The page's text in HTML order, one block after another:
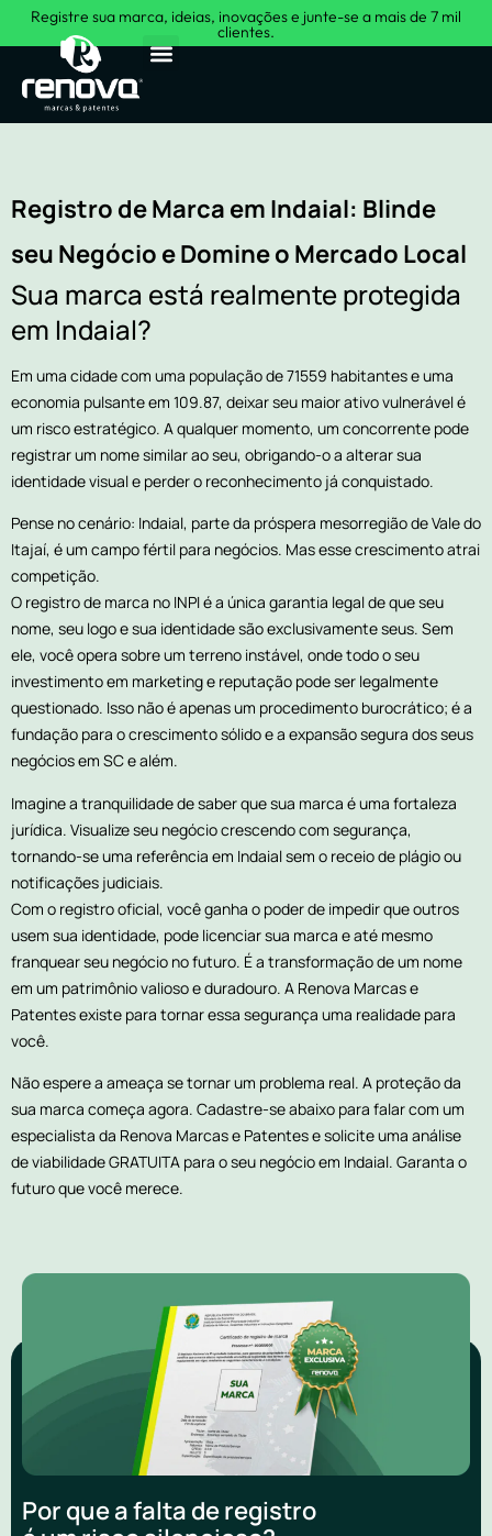
Registre sua marca, ideias, inovações e junte-se a mais de 7 mil
clientes.
Registro de Marca em Indaial: Blinde
seu Negócio e Domine o Mercado Local
Sua marca está realmente protegida
em Indaial?
Em uma cidade com uma população de 71559 habitantes e uma
economia pulsante em 109.87, deixar seu maior ativo vulnerável é
um risco estratégico. A qualquer momento, um concorrente pode
registrar um nome similar ao seu, obrigando-o a alterar sua
identidade visual e perder o reconhecimento já conquistado.
Pense no cenário: Indaial, parte da próspera mesorregião de Vale do
Itajaí, é um campo fértil para negócios. Mas esse crescimento atrai
competição.
O registro de marca no INPI é a única garantia legal de que seu
nome, seu logo e sua identidade são exclusivamente seus. Sem
ele, você opera sobre um terreno instável, onde todo o seu
investimento em marketing e reputação pode ser legalmente
questionado. Isso não é apenas um procedimento burocrático; é a
fundação para o crescimento sólido e a expansão segura dos seus
negócios em SC e além.
Imagine a tranquilidade de saber que sua marca é uma fortaleza
jurídica. Visualize seu negócio crescendo com segurança,
tornando-se uma referência em Indaial sem o receio de plágio ou
notificações judiciais.
Com o registro oficial, você ganha o poder de impedir que outros
usem sua identidade, pode licenciar sua marca e até mesmo
franquear seu negócio no futuro. É a transformação de um nome
em um patrimônio valioso e duradouro. A Renova Marcas e
Patentes existe para tornar essa segurança uma realidade para
você.
Não espere a ameaça se tornar um problema real. A proteção da
sua marca começa agora. Cadastre-se abaixo para falar com um
especialista da Renova Marcas e Patentes e solicite uma análise
de viabilidade GRATUITA para o seu negócio em Indaial. Garanta o
futuro que você merece.
Por que a falta de registro